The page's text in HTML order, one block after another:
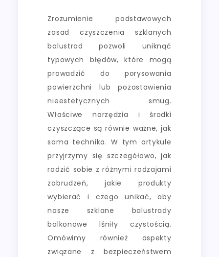
Zrozumienie podstawowych
zasad czyszczenia szklanych
balustrad pozwoli uniknąć
typowych błędów, które mogą
prowadzić do porysowania
powierzchni lub pozostawienia
nieestetycznych smug.
Właściwe narzędzia i środki
czyszczące są równie ważne, jak
sama technika. W tym artykule
przyjrzymy się szczegółowo, jak
radzić sobie z różnymi rodzajami
zabrudzeń, jakie produkty
wybierać i czego unikać, aby
nasze szklane balustrady
balkonowe lśniły czystością.
Omówimy również aspekty
związane z bezpieczeństwem